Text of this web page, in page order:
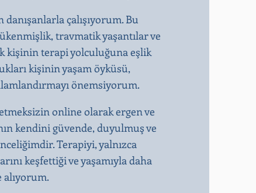
danışanlarla çalışıyorum. Bu
travmatik yaşantılar ve
kişinin terapi yolculuğuna eşlik
kişinin yaşam öyküsü,
önemsiyorum.
online olarak ergen ve
kendini güvende, duyulmuş ve
Terapiyi, yalnızca
keşfettiği ve yaşamıyla daha